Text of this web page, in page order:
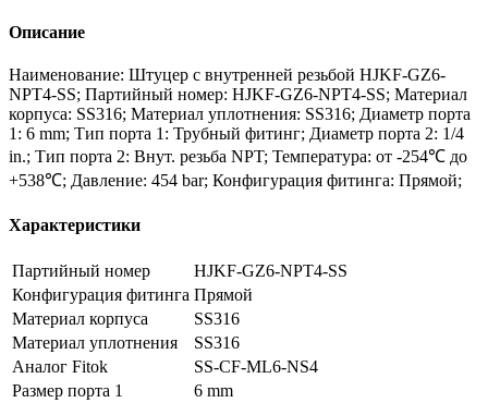
Описание
Наименование: Штуцер с внутренней резьбой HJKF-GZ6-
NPT4-SS; Партийный номер: HJKF-GZ6-NPT4-SS; Материал
корпуса: SS316; Материал уплотнения: SS316; Диаметр порта
1: 6 mm; Тип порта 1: Трубный фитинг; Диаметр порта 2: 1/4
in.; Тип порта 2: Внут. резьба NPT; Температура: от -254℃ до
+538℃; Давление: 454 bar; Конфигурация фитинга: Прямой;
Характеристики
Партийный номер
HJKF-GZ6-NPT4-SS
Конфигурация фитинга Прямой
Материал корпуса
SS316
Материал уплотнения
SS316
Аналог Fitok
SS-CF-ML6-NS4
Размер порта 1
6 mm